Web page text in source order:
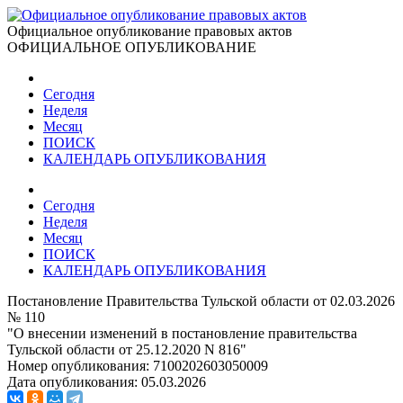
Официальное опубликование правовых актов
ОФИЦИАЛЬНОЕ ОПУБЛИКОВАНИЕ
Сегодня
Неделя
Месяц
ПОИСК
КАЛЕНДАРЬ ОПУБЛИКОВАНИЯ
Сегодня
Неделя
Месяц
ПОИСК
КАЛЕНДАРЬ ОПУБЛИКОВАНИЯ
Постановление Правительства Тульской области от 02.03.2026
№ 110
"О внесении изменений в постановление правительства
Тульской области от 25.12.2020 N 816"
Номер опубликования: 7100202603050009
Дата опубликования: 05.03.2026